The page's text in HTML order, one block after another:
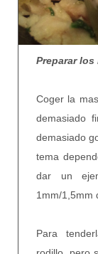
Preparar
Coger la
demasiado
demasiado
tema
dar un
1mm/1,5mm
Para